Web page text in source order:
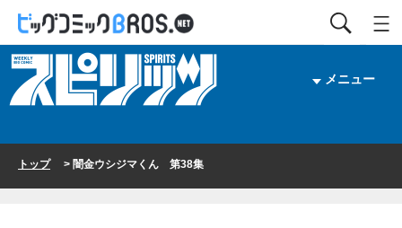
メニュー
トップ> 闇金ウシジマくん 第38集